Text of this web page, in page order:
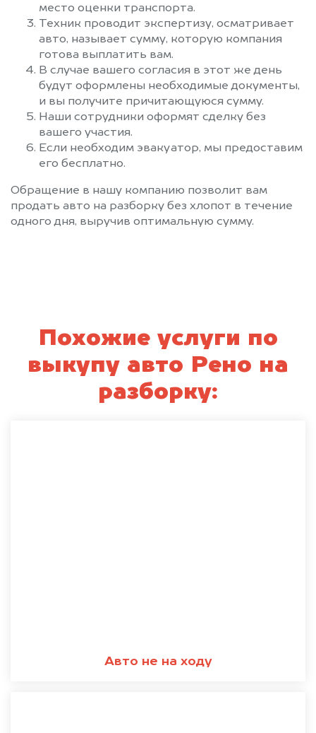
место оценки транспорта.
Техник проводит экспертизу, осматривает
авто, называет сумму, которую компания
готова выплатить вам.
В случае вашего согласия в этот же день
будут оформлены необходимые документы,
и вы получите причитающуюся сумму.
Наши сотрудники оформят сделку без
вашего участия.
Если необходим эвакуатор, мы предоставим
его бесплатно.
Обращение в нашу компанию позволит вам
продать авто на разборку без хлопот в течение
одного дня, выручив оптимальную сумму.
Похожие услуги по
выкупу авто Рено на
разборку:
Авто не на ходу